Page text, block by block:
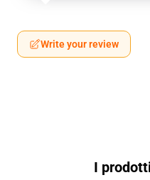
Write your review
I